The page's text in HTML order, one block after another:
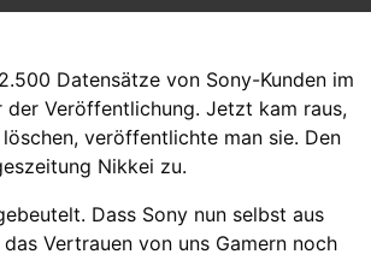
Datensätze von Sony-Kunden im
Veröffentlichung. Jetzt kam raus,
veröffentlichte man sie. Den
Nikkei zu.
Dass Sony nun selbst aus
Vertrauen von uns Gamern noch